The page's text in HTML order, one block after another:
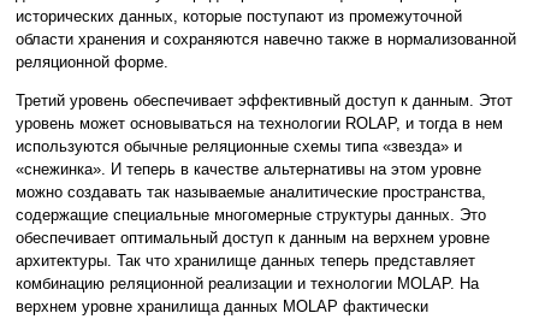
исторических данных, которые поступают из промежуточной
области хранения и сохраняются навечно также в нормализованной
реляционной форме.
Третий уровень обеспечивает эффективный доступ к данным. Этот
уровень может основываться на технологии ROLAP, и тогда в нем
используются обычные реляционные схемы типа «звезда» и
«снежинка». И теперь в качестве альтернативы на этом уровне
можно создавать так называемые аналитические пространства,
содержащие специальные многомерные структуры данных. Это
обеспечивает оптимальный доступ к данным на верхнем уровне
архитектуры. Так что хранилище данных теперь представляет
комбинацию реляционной реализации и технологии MOLAP. На
верхнем уровне хранилища данных MOLAP фактически